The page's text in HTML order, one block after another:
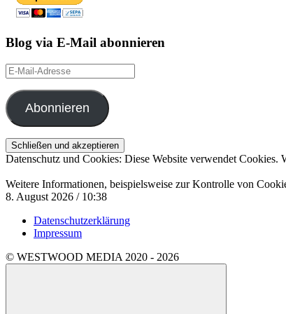
Blog via E-Mail abonnieren
E-
Mail-
Adresse
Abonnieren
Datenschutz und Cookies: Diese Website verwendet
Weitere Informationen, beispielsweise zur Kontrolle von
8. August 2026 / 10:38
Datenschutzerklärung
Impressum
© WESTWOOD MEDIA 2020 - 2026